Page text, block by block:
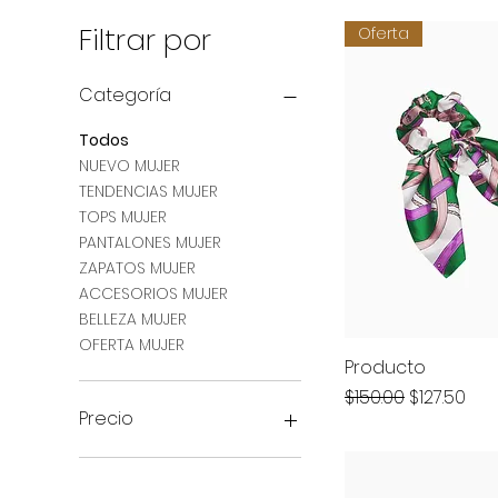
Filtrar por
Categoría
Todos
NUEVO MUJER
TENDENCIAS MUJER
TOPS MUJER
PANTALONES MUJER
ZAPATOS MUJER
ACCESORIOS MUJER
BELLEZA MUJER
OFERTA MUJER
Precio
Oferta
Producto
Precio
$150.00 Precio de
$127.50